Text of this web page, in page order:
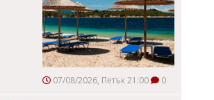
07/08/2026, Петък 21:00 0